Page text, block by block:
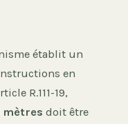
établit un
en
R.111-19,
mètres doit être